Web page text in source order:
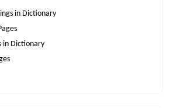
in Dictionary
in Dictionary